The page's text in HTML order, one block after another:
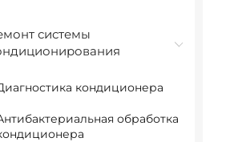
системы
кондиционера
обработка